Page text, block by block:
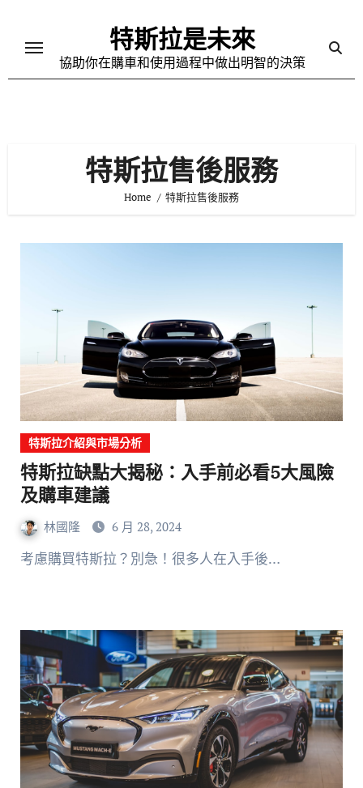
content
特斯拉是未來
協助你在購車和使用過程中做出明智的決策
特斯拉售後服務
Home 特斯拉售後服務
特斯拉介紹與市場分析
特斯拉缺點大揭秘：入手前必看5大風險
及購車建議
林國隆 6 月 28, 2024
考慮購買特斯拉？別急！很多人在入手後…